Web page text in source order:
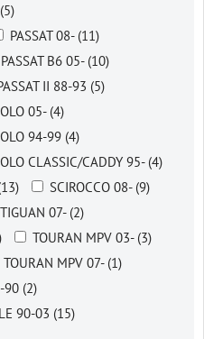
PASSAT 08- (11)
PASSAT B6 05- (10)
II 88-93 (5)
05- (4)
94-99 (4)
CLASSIC/CADDY 95- (4)
SCIROCCO 08- (9)
TIGUAN 07- (2)
TOURAN MPV 03- (3)
TOURAN MPV 07- (1)
90 (2)
90-03 (15)